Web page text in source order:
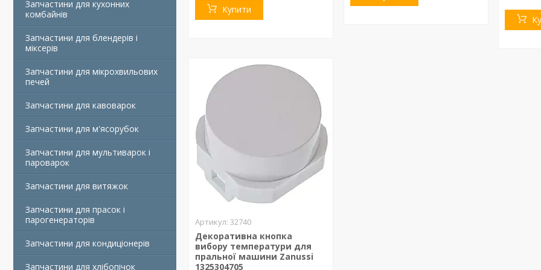
Запчастини для кухонних
комбайнів
Запчастини для блендерів і
міксерів
Запчастини для мікрохвильових
печей
Запчастини для кавоварок
Запчастини для м'ясорубок
Запчастини для мультиварок і
пароварок
Запчастини для витяжок
Запчастини для прасок і
парогенераторів
Запчастини для кондиціонерів
Запчастини для хлібопічок
Купити
32740
Декоративна кнопка
вибору температури для
пральної машини Zanussi
1325304705